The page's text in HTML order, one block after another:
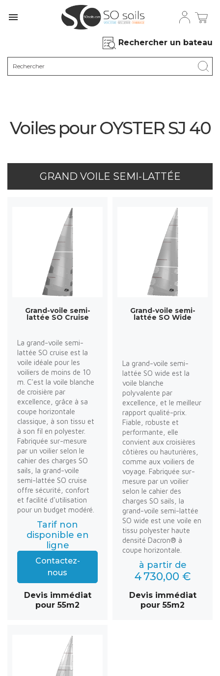

Rechercher un bateau
Voiles pour OYSTER SJ 40
GRAND VOILE SEMI-LATTÉE
Grand-voile semi-
lattée SO Cruise
La grand-voile semi-
lattée SO cruise est la
voile idéale pour les
voiliers de moins de 10
m. C'est la voile blanche
de croisière par
excellence, grâce à sa
coupe horizontale
classique, à son tissu et
à son fil en polyester.
Fabriquée sur-mesure
par un voilier selon le
cahier des charges SO
sails, la grand-voile
semi-lattée SO cruise
offre sécurité, confort
et facilité d'utilisation
pour un budget modéré.
Tarif non
disponible en
ligne
Contactez-
nous
Devis immédiat
pour 55m2
Grand-voile semi-
lattée SO Wide
La grand-voile semi-
lattée SO wide est la
voile blanche
polyvalente par
excellence, et le meilleur
rapport qualité-prix.
Fiable, robuste et
performante, elle
convient aux croisières
côtières ou hauturières,
comme aux voiliers de
voyage. Fabriquée sur-
mesure par un voilier
selon le cahier des
charges SO sails, la
grand-voile semi-lattée
SO wide est une voile en
tissu polyester haute
densité Dacron® à
coupe horizontale.
à partir de
4 730,00 €
Devis immédiat
pour 55m2